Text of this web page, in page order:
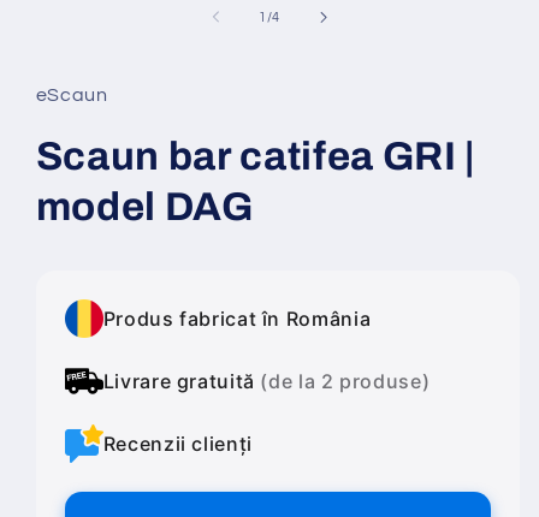
fereastră
modală
1 /din
4
eScaun
Scaun bar catifea GRI |
model DAG
Produs fabricat în România
Livrare gratuită (de la 2 produse)
Recenzii clienți